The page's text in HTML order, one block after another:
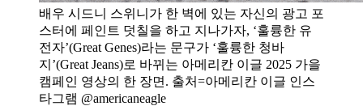
배우 시드니 스위니가 한 벽에 있는 자신의 광고 포
스터에 페인트 덧칠을 하고 지나가자, ‘훌륭한 유
전자’(Great Genes)라는 문구가 ‘훌륭한 청바
지’(Great Jeans)로 바뀌는 아메리칸 이글 2025 가을
캠페인 영상의 한 장면. 출처=아메리칸 이글 인스
타그램 @americaneagle